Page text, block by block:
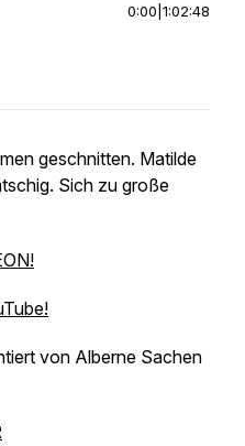
0:00 1:02:48
geschnitten. Matilde
Sich zu große
von Alberne Sachen